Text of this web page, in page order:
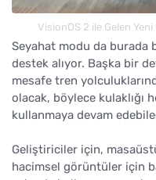
VisionOS 2 ile Gelen
Seyahat modu da burada
destek alıyor. Başka bir
mesafe tren
olacak, böylece kulaklığı
kullanmaya devam
Geliştiriciler için,
hacimsel görüntüler için